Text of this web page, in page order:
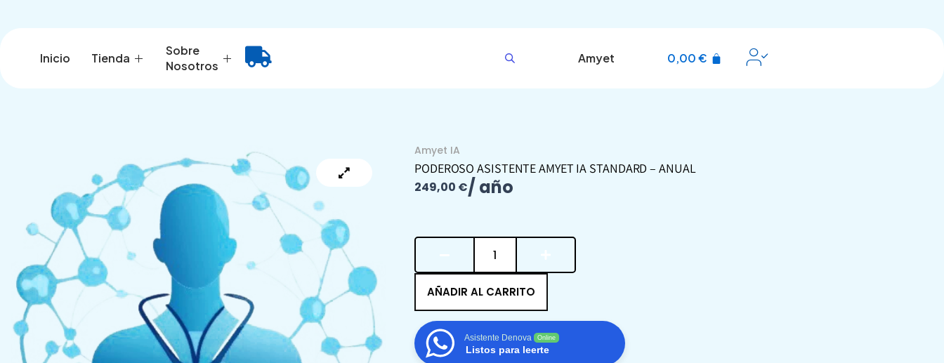
Inicio Tienda
Sobre
Nosotros
Amyet 0,00€
Amyet IA
PODEROSO ASISTENTE AMYET IA STANDARD – ANUAL
249,00 €/ año
Asistente
AMYET
IA
Standard
-
cantidad
AÑADIR AL CARRITO
Asistente Denova Online
Listos para leerte